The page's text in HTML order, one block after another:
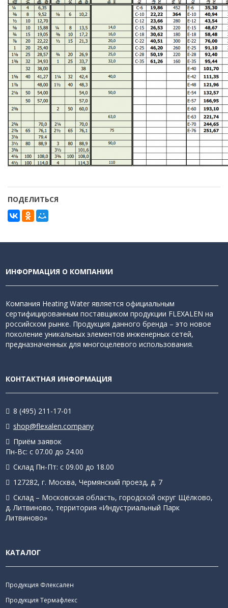
ПОДЕЛИТЬСЯ
ИНФОРМАЦИЯ О КОМПАНИИ
Компания Heating Water является официальным
сертифицированным поставщиком продукции FLEXALEN на
российском рынке. Продукция данного бренда – это новое
поколение уникальных элементов инженерных сетей,
предназначенных для многоцелевого использования.
КОНТАКТНАЯ ИНФОРМАЦИЯ
8 (495) 211-17-01
shop@flexalen.company
Приём заявок
Пн-Вс: с 07.00 до 24.00
Склад Пн-Пт: с 09.00 до 18.00
127282, г. Москва, Чермянский проезд, д. 7
Склад – Московская область, городской округ Щёлково,
д. Литвиново, территория «Индустриальный Парк
Литвиново»
КАТАЛОГ
Продукция Флексален
Продукция Термафлекс